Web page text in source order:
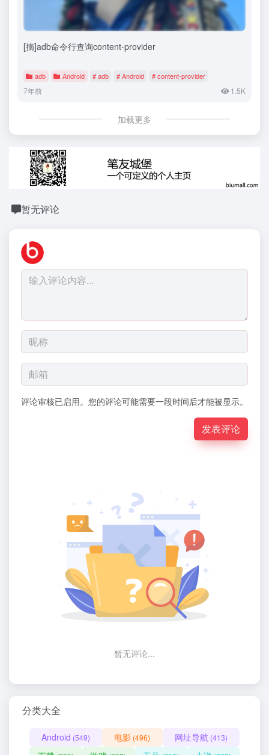
[摘]adb命令行查询content-provider
adb Android # adb # Android # content-provider
7年前 1.5K
加载更多
暂无评论
评论审核已启用。您的评论可能需要一段时间后才能被显示。
发表评论
暂无评论...
分类大全
Android (549) 电影 (496) 网址导航 (413)